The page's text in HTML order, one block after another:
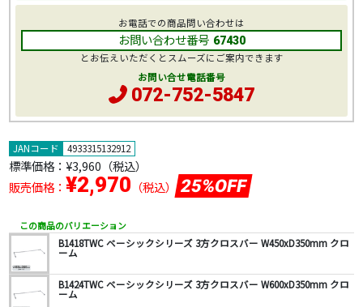
JANコード 4933315132912
標準価格： ¥3,960 （税込）
販売価格： ¥2,970 （税込） 25%OFF
この商品のバリエーション
B1418TWC ベーシックシリーズ 3方クロスバー W450xD350mm クロ
ーム
B1424TWC ベーシックシリーズ 3方クロスバー W600xD350mm クロ
ーム
お電話での商品問い合わせは
お問い合わせ番号 67430
とお伝えいただくとスムーズにご案内できます
お問い合せ電話番号
072-752-5847